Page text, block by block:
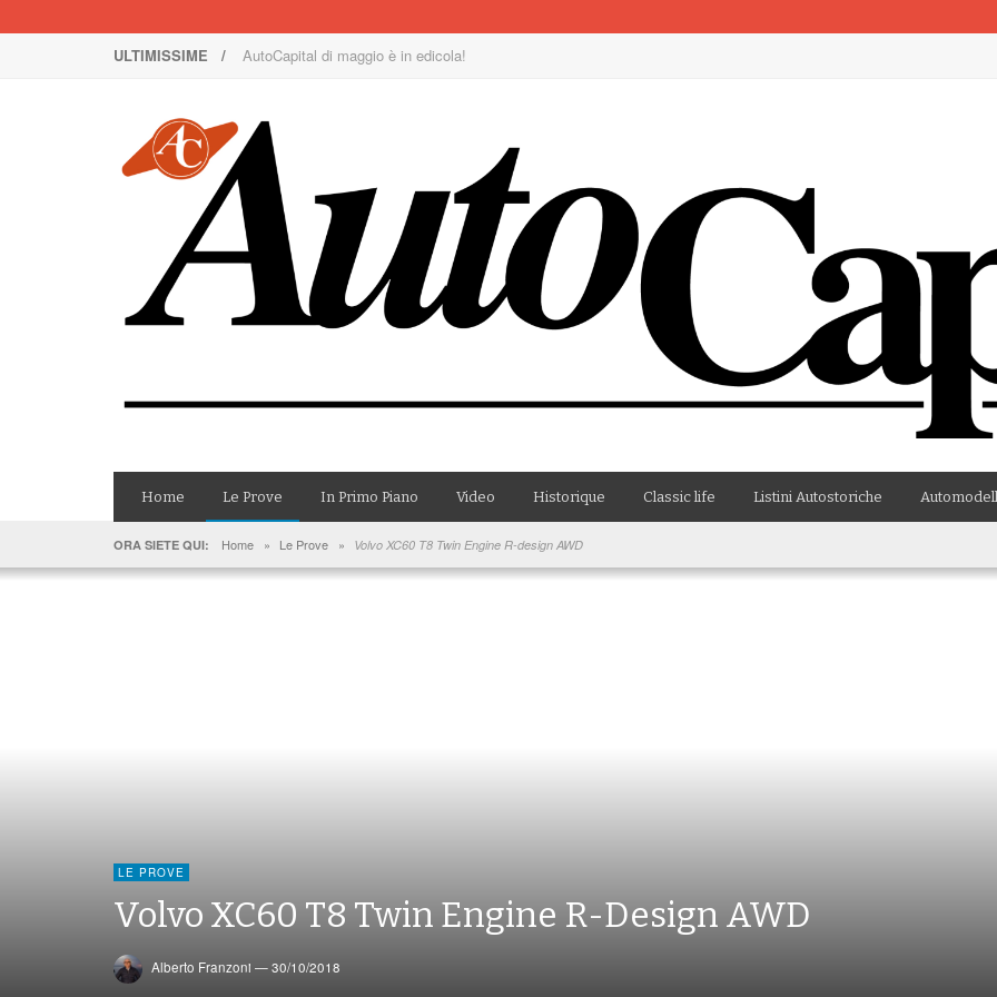
ULTIMISSIME / Nuova Nissan Leaf
Il Concorso Villa d’Este è ai nastri di partenza
I SUV Premium Omoda & Jaecoo
Il ritorno della Lancia nei rally
AutoCapital di marzo è in edicola!
AutoCapital di giugno è in edicola!
E Luce sia!
Home Le Prove In Primo Piano Video Historique Classic life Listini Autostoriche
ORA SIETE QUI: Home » Le Prove » Volvo XC60 T8 Twin Engine R-design AWD
LE PROVE
Volvo XC60 T8 Twin Engine R-Design AWD
Alberto Franzoni —30/10/2018